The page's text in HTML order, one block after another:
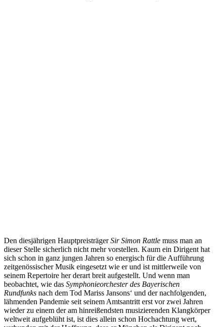
Den diesjährigen HauptpreisträgerSir Simon Rattle muss man an
dieser Stelle sicherlich nicht mehr vorstellen. Kaum ein Dirigent hat
sich schon in ganz jungen Jahren so energisch für die Aufführung
zeitgenössischer Musik eingesetzt wie er und ist mittlerweile von
seinem Repertoire her derart breit aufgestellt. Und wenn man
beobachtet, wie das Symphonieorchester des Bayerischen
Rundfunks nach dem Tod Mariss Jansons‘ und der nachfolgenden,
lähmenden Pandemie seit seinem Amtsantritt erst vor zwei Jahren
wieder zu einem der am hinreißendsten musizierenden Klangkörper
weltweit aufgeblüht ist, ist dies allein schon Hochachtung wert,